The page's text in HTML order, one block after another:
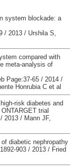
system blockade: a
/ 2013 / Urshila S,
compared with
meta-analysis of
Page:37-65 / 2014 /
Honrubia C et al
risk diabetes and
trial
2013 / Mann JF,
diabetic nephropathy
903 / 2013 / Fried